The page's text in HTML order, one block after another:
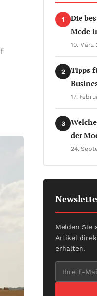
1
Die
Mode
10. März
2
Tipps
17.
3
der
24.
Melden Sie
Artikel
erhalten.